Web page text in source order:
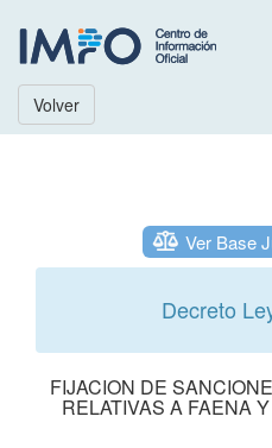
Volver
Ver Base
Decreto
FIJACION DE
RELATIVAS A FAENA